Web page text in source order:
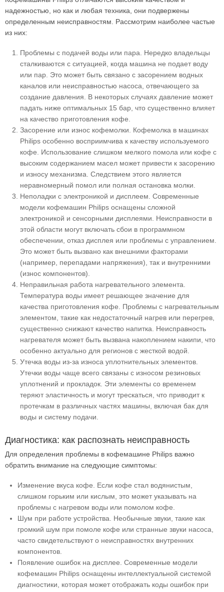
надежностью, но как и любая техника, они подвержены
определенным неисправностям. Рассмотрим наиболее частые
из них:
Проблемы с подачей воды или пара. Нередко владельцы
сталкиваются с ситуацией, когда машина не подает воду
или пар. Это может быть связано с засорением водных
каналов или неисправностью насоса, отвечающего за
создание давления. В некоторых случаях давление может
падать ниже оптимальных 15 бар, что существенно влияет
на качество приготовления кофе.
Засорение или износ кофемолки. Кофемолка в машинах
Philips особенно восприимчива к качеству используемого
кофе. Использование слишком мелкого помола или кофе с
высоким содержанием масел может привести к засорению
и износу механизма. Следствием этого является
неравномерный помол или полная остановка молки.
Неполадки с электроникой и дисплеем. Современные
модели кофемашин Philips оснащены сложной
электроникой и сенсорными дисплеями. Неисправности в
этой области могут включать сбои в программном
обеспечении, отказ дисплея или проблемы с управлением.
Это может быть вызвано как внешними факторами
(например, перепадами напряжения), так и внутренними
(износ компонентов).
Неправильная работа нагревательного элемента.
Температура воды имеет решающее значение для
качества приготовления кофе. Проблемы с нагревательным
элементом, такие как недостаточный нагрев или перегрев,
существенно снижают качество напитка. Неисправность
нагревателя может быть вызвана накоплением накипи, что
особенно актуально для регионов с жесткой водой.
Утечка воды из-за износа уплотнительных элементов.
Утечки воды чаще всего связаны с износом резиновых
уплотнений и прокладок. Эти элементы со временем
теряют эластичность и могут трескаться, что приводит к
протечкам в различных частях машины, включая бак для
воды и систему подачи.
Диагностика: как распознать неисправность
Для определения проблемы в кофемашине Philips важно
обратить внимание на следующие симптомы:
Изменение вкуса кофе. Если кофе стал водянистым,
слишком горьким или кислым, это может указывать на
проблемы с нагревом воды или помолом кофе.
Шум при работе устройства. Необычные звуки, такие как
громкий шум при помоле кофе или странные звуки насоса,
часто свидетельствуют о неисправностях внутренних
компонентов.
Появление ошибок на дисплее. Современные модели
кофемашин Philips оснащены интеллектуальной системой
диагностики, которая может отображать коды ошибок при